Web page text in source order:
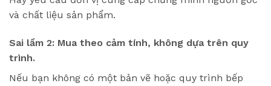
và chất liệu sản phẩm.
Sai lầm 2: Mua theo cảm tính, không dựa trên quy
trình.
Nếu bạn không có một bản vẽ hoặc quy trình bếp